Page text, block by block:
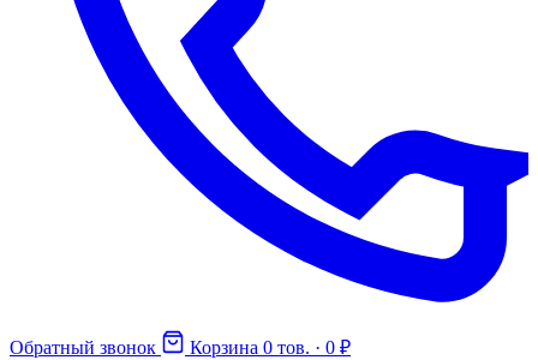
Обратный звонок Корзина 0 тов. · 0 ₽